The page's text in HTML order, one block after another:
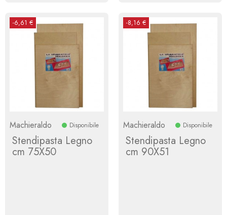
-6,61 €
Machieraldo Disponibile
Stendipasta Legno
cm 75X50
-8,16 €
Machieraldo Disponibile
Stendipasta Legno
cm 90X51